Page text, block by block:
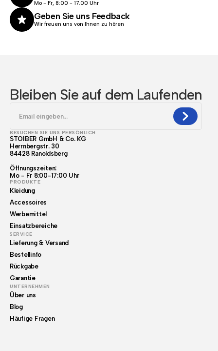
Mo - Fr, 8:00 - 17.00 Uhr
Geben Sie uns Feedback
Wir freuen uns von Ihnen zu hören
Bleiben Sie auf dem Laufenden
BESUCHEN SIE UNS PERSÖNLICH
STOIBER GmbH & Co. KG
Herrnbergstr. 30
84428 Ranoldsberg
Öffnungszeiten:
Mo - Fr 8:00-17:00 Uhr
PRODUKTE
Kleidung
Accessoires
Werbemittel
Einsatzbereiche
SERVICE
Lieferung & Versand
Bestellinfo
Rückgabe
Garantie
UNTERNEHMEN
Über uns
Blog
Häufige Fragen